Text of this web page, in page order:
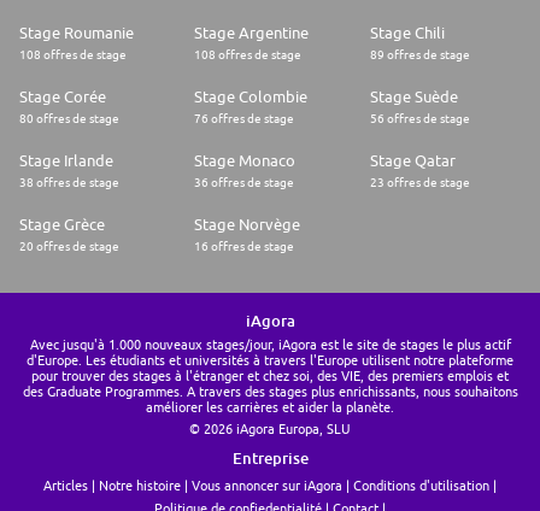
Stage Roumanie
108 offres de stage
Stage Argentine
108 offres de stage
Stage Chili
89 offres de stage
Stage Corée
80 offres de stage
Stage Colombie
76 offres de stage
Stage Suède
56 offres de stage
Stage Irlande
38 offres de stage
Stage Monaco
36 offres de stage
Stage Qatar
23 offres de stage
Stage Grèce
20 offres de stage
Stage Norvège
16 offres de stage
iAgora
Avec jusqu'à 1.000 nouveaux stages/jour, iAgora est le site de stages le plus actif
d'Europe. Les étudiants et universités à travers l'Europe utilisent notre plateforme
pour trouver des stages à l'étranger et chez soi, des VIE, des premiers emplois et
des Graduate Programmes. A travers des stages plus enrichissants, nous souhaitons
améliorer les carrières et aider la planète.
© 2026 iAgora Europa, SLU
Entreprise
Articles Notre histoire Vous annoncer sur iAgora
Conditions d'utilisation